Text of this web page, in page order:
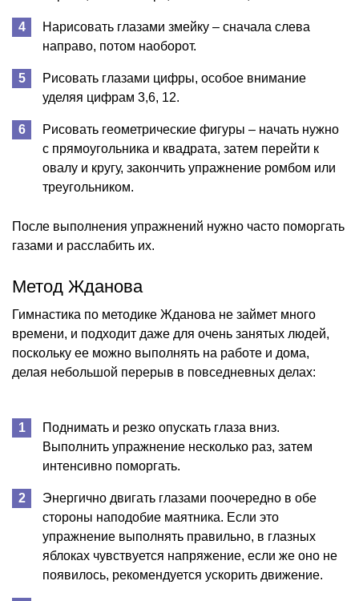
Нарисовать глазами змейку – сначала слева
направо, потом наоборот.
Рисовать глазами цифры, особое внимание
уделяя цифрам 3,6, 12.
Рисовать геометрические фигуры – начать нужно
с прямоугольника и квадрата, затем перейти к
овалу и кругу, закончить упражнение ромбом или
треугольником.
После выполнения упражнений нужно часто поморгать
газами и расслабить их.
Метод Жданова
Гимнастика по методике Жданова не займет много
времени, и подходит даже для очень занятых людей,
поскольку ее можно выполнять на работе и дома,
делая небольшой перерыв в повседневных делах:
Поднимать и резко опускать глаза вниз.
Выполнить упражнение несколько раз, затем
интенсивно поморгать.
Энергично двигать глазами поочередно в обе
стороны наподобие маятника. Если это
упражнение выполнять правильно, в глазных
яблоках чувствуется напряжение, если же оно не
появилось, рекомендуется ускорить движение.